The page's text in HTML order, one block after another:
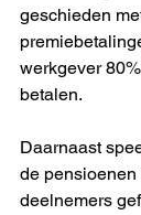
geschieden
werkgever
betalen.
Daarnaast
de
deelnemers